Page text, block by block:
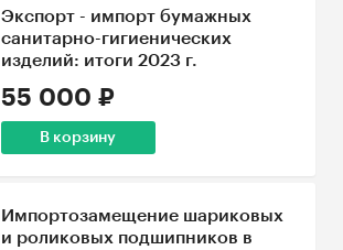
Экспорт - импорт бумажных
санитарно-гигиенических
изделий: итоги 2023 г.
55 000 ₽
В корзину
Импортозамещение шариковых
и роликовых подшипников в